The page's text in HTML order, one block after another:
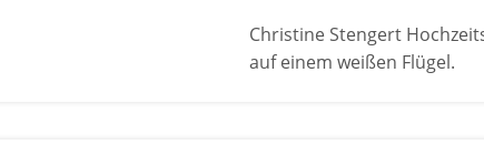
Christine Stengert
auf einem weißen Flügel.